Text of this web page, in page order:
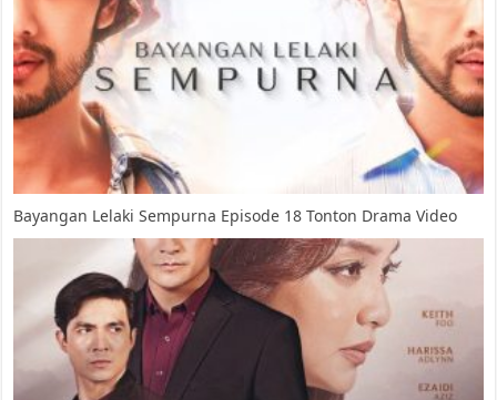
Bayangan Lelaki Sempurna Episode 18 Tonton Drama Video